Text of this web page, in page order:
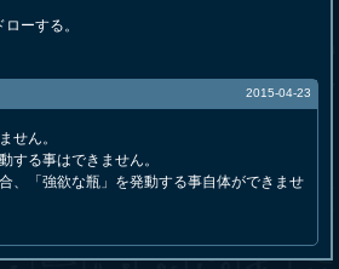
ーする。
2015-04-23
せん。
する事はできません。
、「強欲な瓶」を発動する事自体ができませ